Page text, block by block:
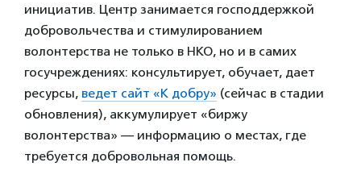
инициатив. Центр занимается господдержкой
добровольчества и стимулированием
волонтерства не только в НКО, но и в самих
госучреждениях: консультирует, обучает, дает
ресурсы, ведет сайт «К добру» (сейчас в стадии
обновления), аккумулирует «биржу
волонтерства» — информацию о местах, где
требуется добровольная помощь.